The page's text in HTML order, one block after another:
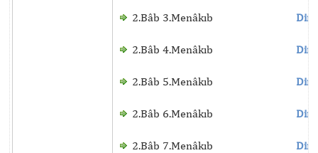
2.Bâb 3.Menâkıb
2.Bâb 4.Menâkıb
2.Bâb 5.Menâkıb
2.Bâb 6.Menâkıb
2.Bâb 7.Menâkıb